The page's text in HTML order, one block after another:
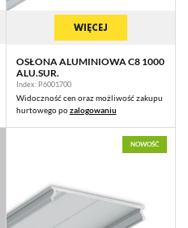
WIĘCEJ
OSŁONA ALUMINIOWA C8 1000
ALU.SUR.
Index: P6001700
Widoczność cen oraz możliwość zakupu
hurtowego pozalogowaniu
NOWOŚĆ